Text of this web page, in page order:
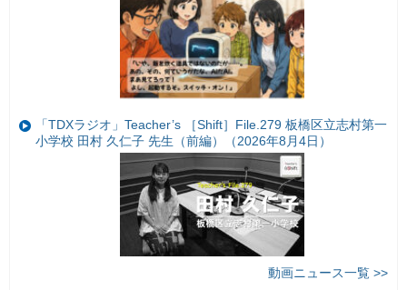
「TDXラジオ」Teacher’s ［Shift］File.279 板橋区立志村第一
小学校 田村 久仁子 先生（前編）（2026年8月4日）
動画ニュース一覧 >>